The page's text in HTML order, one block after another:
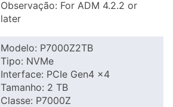
Observação: For ADM 4.2.2 or
later
Modelo: P7000Z2TB
Tipo: NVMe
Interface: PCIe Gen4 x4
Tamanho: 2 TB
Classe: P7000Z